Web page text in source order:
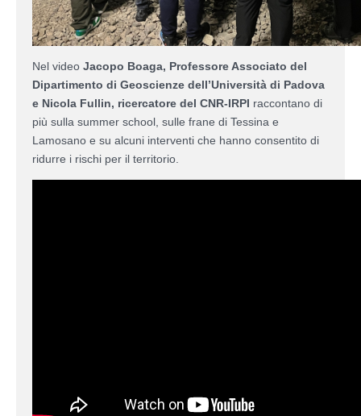
Nel video Jacopo Boaga, Professore Associato del
Dipartimento di Geoscienze dell’Università di Padova
e Nicola Fullin, ricercatore del CNR-IRPI raccontano di
più sulla summer school, sulle frane di Tessina e
Lamosano e su alcuni interventi che hanno consentito di
ridurre i rischi per il territorio.